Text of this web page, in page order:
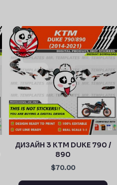
ДИЗАЙН 3 KTM DUKE 790 /
890
$70.00